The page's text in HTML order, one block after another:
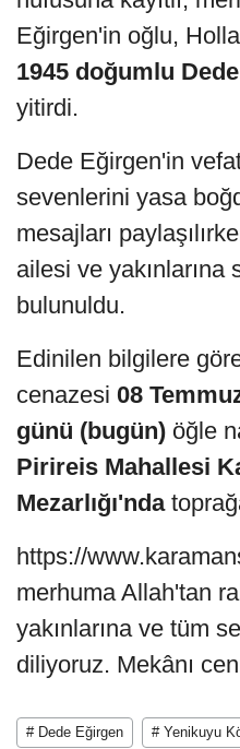
Eğirgen'in oğlu,
1945 doğumlu
yitirdi.
Dede Eğirgen'in
sevenlerini yasa
mesajları
ailesi ve yakınlarına
bulunuldu.
Edinilen bilgilere
cenazesi 08
günü (bugün) öğle
Pirireis Mahallesi
Mezarlığı'nda
https://
merhuma Allah'tan
yakınlarına ve tüm
diliyoruz. Mekânı
# Dede Eğirgen # Yenikuyu